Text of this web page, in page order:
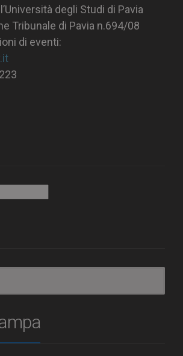
degli Studi di Pavia
Tribunale di Pavia n.694/08
di eventi: